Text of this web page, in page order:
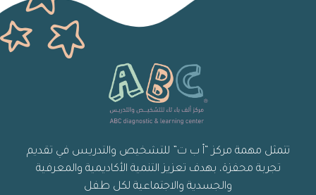
تتمثل مهمة مركز “أ ب ت” للتشخيص والتدريس في تقديم
تجربة محفزة، بهدف تعزيز التنمية الأكاديمية والمعرفية
والجسدية والاجتماعية لكل طفل